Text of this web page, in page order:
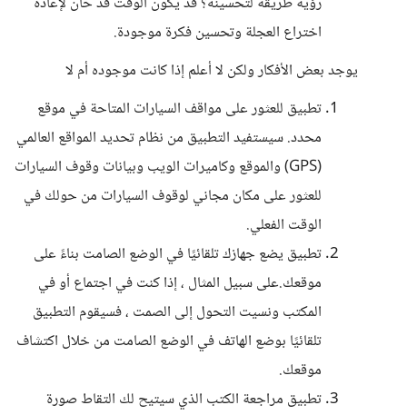
اختراع العجلة وتحسين فكرة موجودة.
يوجد بعض الأفكار ولكن لا أعلم إذا كانت موجوده أم لا
تطبيق للعثور على مواقف السيارات المتاحة في موقع
محدد. سيستفيد التطبيق من نظام تحديد المواقع العالمي
(GPS) والموقع وكاميرات الويب وبيانات وقوف السيارات
للعثور على مكان مجاني لوقوف السيارات من حولك في
الوقت الفعلي.
تطبيق يضع جهازك تلقائيًا في الوضع الصامت بناءً على
موقعك.على سبيل المثال ، إذا كنت في اجتماع أو في
المكتب ونسيت التحول إلى الصمت ، فسيقوم التطبيق
تلقائيًا بوضع الهاتف في الوضع الصامت من خلال اكتشاف
موقعك.
تطبيق مراجعة الكتب الذي سيتيح لك التقاط صورة